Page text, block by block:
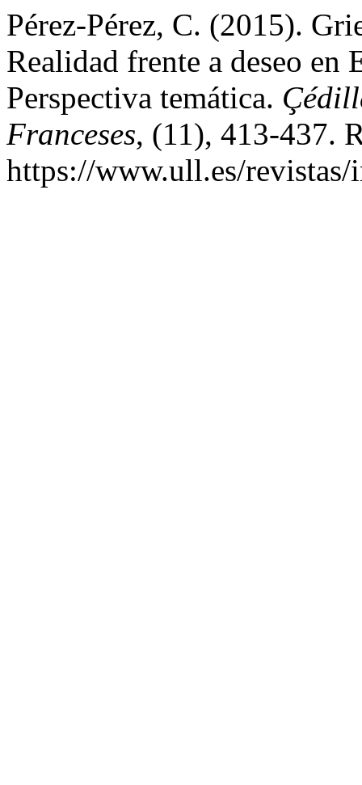
Pérez-Pérez, C. (2015).
Realidad frente a deseo
Perspectiva temática.
Franceses, (11), 413-437.
https://www.ull.es/